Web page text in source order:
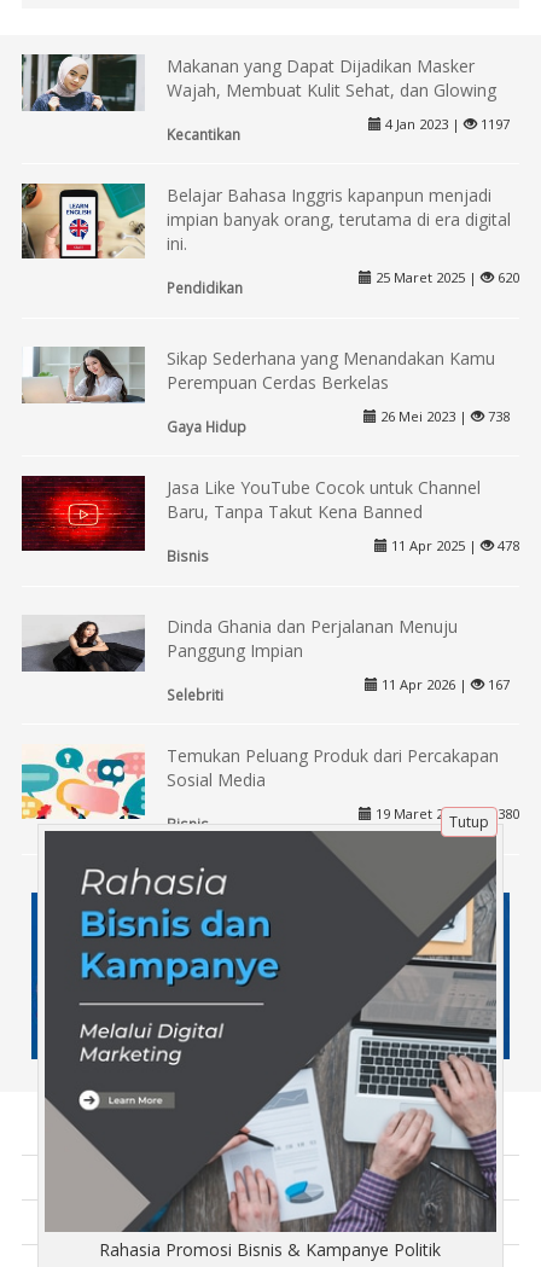
Makanan yang Dapat Dijadikan Masker
Wajah, Membuat Kulit Sehat, dan Glowing
Kecantikan
4 Jan 2023 | 1197
Belajar Bahasa Inggris kapanpun menjadi
impian banyak orang, terutama di era digital
ini.
Pendidikan
25 Maret 2025 | 620
Sikap Sederhana yang Menandakan Kamu
Perempuan Cerdas Berkelas
Gaya Hidup
26 Mei 2023 | 738
Jasa Like YouTube Cocok untuk Channel
Baru, Tanpa Takut Kena Banned
Bisnis
11 Apr 2025 | 478
Dinda Ghania dan Perjalanan Menuju
Panggung Impian
Selebriti
11 Apr 2026 | 167
Temukan Peluang Produk dari Percakapan
Sosial Media
Bisnis
19 Maret 2025 | 380
Tentang Kami
Artikel
Disclaimer
Tutup
Rahasia Promosi Bisnis & Kampanye Politik